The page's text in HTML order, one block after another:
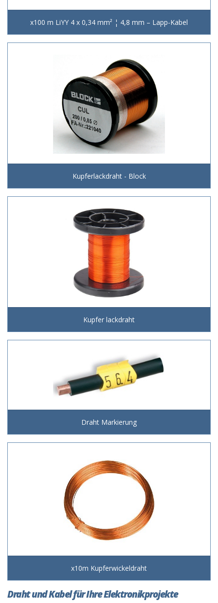
x100 m LiYY 4 x 0,34 mm² ¦ 4,8 mm – Lapp-Kabel
Kupferlackdraht - Block
Kupfer lackdraht
Draht Markierung
x10m Kupferwickeldraht
Draht und Kabel für Ihre Elektronikprojekte